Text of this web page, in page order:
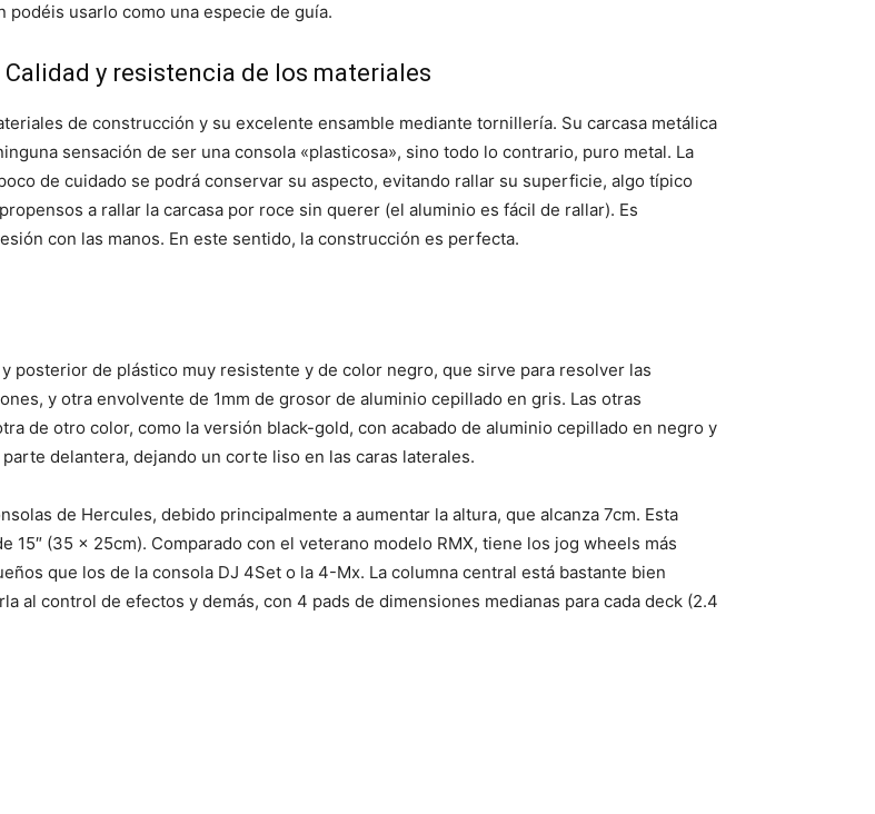
usarlo como una especie de guía.
y resistencia de los materiales
de construcción y su excelente ensamble mediante tornillería. Su carcasa metálica
sensación de ser una consola «plasticosa», sino todo lo contrario, puro metal. La
de cuidado se podrá conservar su aspecto, evitando rallar su superficie, algo típico
a rallar la carcasa por roce sin querer (el aluminio es fácil de rallar). Es
con las manos. En este sentido, la construcción es perfecta.
posterior de plástico muy resistente y de color negro, que sirve para resolver las
y otra envolvente de 1mm de grosor de aluminio cepillado en gris. Las otras
de otro color, como la versión black-gold, con acabado de aluminio cepillado en negro y
delantera, dejando un corte liso en las caras laterales.
de Hercules, debido principalmente a aumentar la altura, que alcanza 7cm. Esta
(35 x 25cm). Comparado con el veterano modelo RMX, tiene los jog wheels más
que los de la consola DJ 4Set o la 4-Mx. La columna central está bastante bien
al control de efectos y demás, con 4 pads de dimensiones medianas para cada deck (2.4